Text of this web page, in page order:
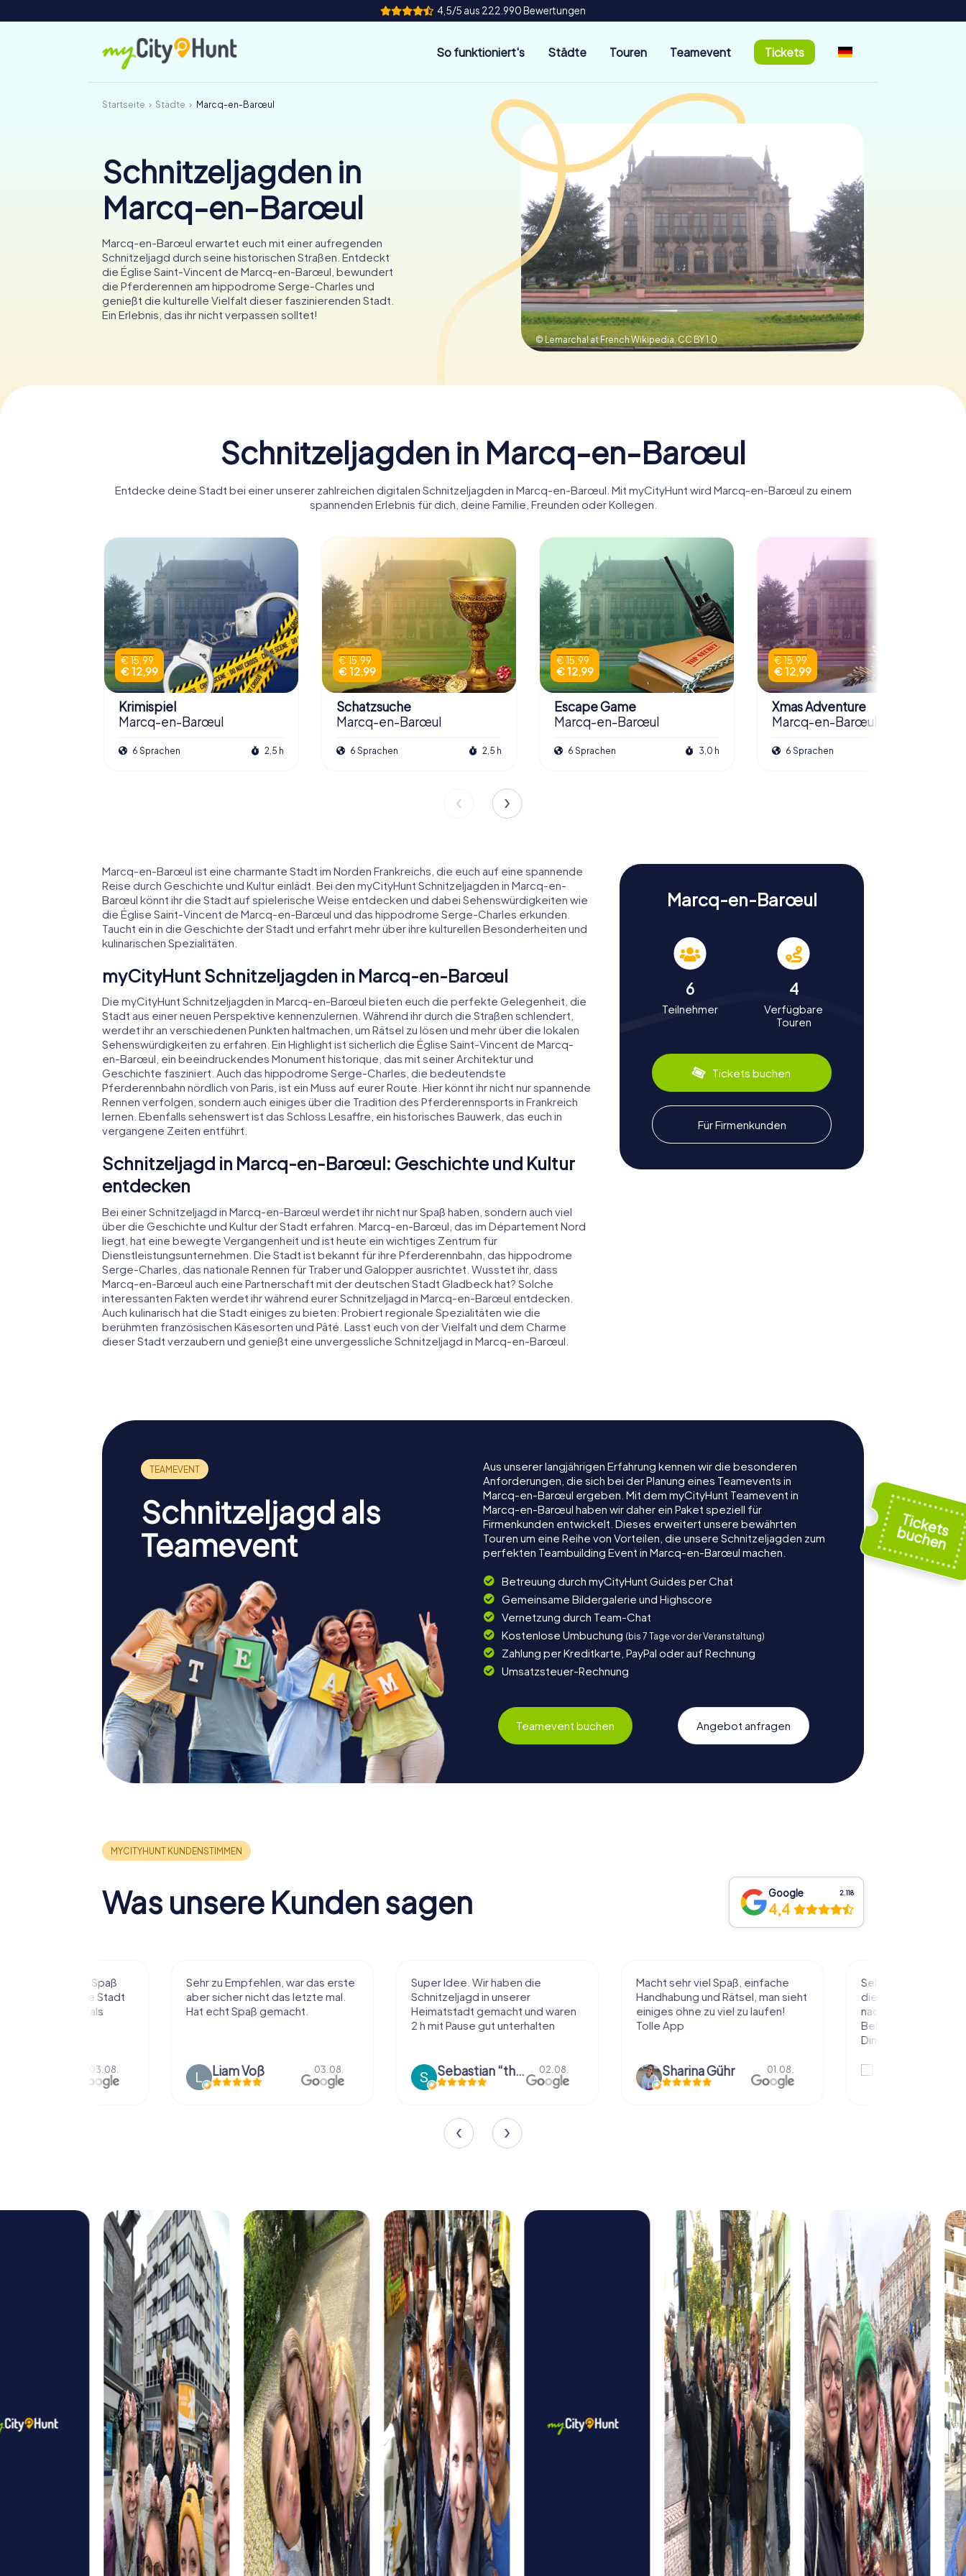
4,5/5 aus 222.990 Bewertungen
So funktioniert's Städte Touren Teamevent Tickets
Startseite Städte Marcq-en-Barœul
Schnitzeljagden in
Marcq-en-Barœul
Marcq-en-Barœul erwartet euch mit einer aufregenden
Schnitzeljagd durch seine historischen Straßen. Entdeckt
die Église Saint-Vincent de Marcq-en-Barœul, bewundert
die Pferderennen am hippodrome Serge-Charles und
genießt die kulturelle Vielfalt dieser faszinierenden Stadt.
Ein Erlebnis, das ihr nicht verpassen solltet!
© Lemarchal at French Wikipedia,CC BY 1.0
Schnitzeljagden in Marcq-en-Barœul
Entdecke deine Stadt bei einer unserer zahlreichen digitalen Schnitzeljagden in Marcq-en-Barœul. Mit myCityHunt wird Marcq-en-Barœul zu einem
spannenden Erlebnis für dich, deine Familie, Freunden oder Kollegen.
€ 15,99
€ 12,99
Krimispiel
Marcq-en-Barœul
6 Sprachen 2,5 h
€ 15,99
€ 12,99
Schatzsuche
Marcq-en-Barœul
6 Sprachen 2,5 h
€ 15,99
€ 12,99
Escape Game
Marcq-en-Barœul
6 Sprachen 3,0 h
€ 15,99
€ 12,99
Xmas Adventure
Marcq-en-Barœul
6 Sprachen
Marcq-en-Barœul ist eine charmante Stadt im Norden Frankreichs, die euch auf eine spannende
Reise durch Geschichte und Kultur einlädt. Bei den myCityHunt Schnitzeljagden in Marcq-en-
Barœul könnt ihr die Stadt auf spielerische Weise entdecken und dabei Sehenswürdigkeiten wie
die Église Saint-Vincent de Marcq-en-Barœul und das hippodrome Serge-Charles erkunden.
Taucht ein in die Geschichte der Stadt und erfahrt mehr über ihre kulturellen Besonderheiten und
kulinarischen Spezialitäten.
myCityHunt Schnitzeljagden in Marcq-en-Barœul
Die myCityHunt Schnitzeljagden in Marcq-en-Barœul bieten euch die perfekte Gelegenheit, die
Stadt aus einer neuen Perspektive kennenzulernen. Während ihr durch die Straßen schlendert,
werdet ihr an verschiedenen Punkten haltmachen, um Rätsel zu lösen und mehr über die lokalen
Sehenswürdigkeiten zu erfahren. Ein Highlight ist sicherlich die Église Saint-Vincent de Marcq-
en-Barœul, ein beeindruckendes Monument historique, das mit seiner Architektur und
Geschichte fasziniert. Auch das hippodrome Serge-Charles, die bedeutendste
Pferderennbahn nördlich von Paris, ist ein Muss auf eurer Route. Hier könnt ihr nicht nur spannende
Rennen verfolgen, sondern auch einiges über die Tradition des Pferderennsports in Frankreich
lernen. Ebenfalls sehenswert ist das Schloss Lesaffre, ein historisches Bauwerk, das euch in
vergangene Zeiten entführt.
Schnitzeljagd in Marcq-en-Barœul: Geschichte und Kultur
entdecken
Bei einer Schnitzeljagd in Marcq-en-Barœul werdet ihr nicht nur Spaß haben, sondern auch viel
über die Geschichte und Kultur der Stadt erfahren. Marcq-en-Barœul, das im Département Nord
liegt, hat eine bewegte Vergangenheit und ist heute ein wichtiges Zentrum für
Dienstleistungsunternehmen. Die Stadt ist bekannt für ihre Pferderennbahn, das hippodrome
Serge-Charles, das nationale Rennen für Traber und Galopper ausrichtet. Wusstet ihr, dass
Marcq-en-Barœul auch eine Partnerschaft mit der deutschen Stadt Gladbeck hat? Solche
interessanten Fakten werdet ihr während eurer Schnitzeljagd in Marcq-en-Barœul entdecken.
Auch kulinarisch hat die Stadt einiges zu bieten: Probiert regionale Spezialitäten wie die
berühmten französischen Käsesorten und Pâté. Lasst euch von der Vielfalt und dem Charme
dieser Stadt verzaubern und genießt eine unvergessliche Schnitzeljagd in Marcq-en-Barœul.
Marcq-en-Barœul
6
Teilnehmer
4
Verfügbare
Touren
Tickets buchen
Für Firmenkunden
Schnitzeljagd als
Teamevent
Aus unserer langjährigen Erfahrung kennen wir die besonderen
Anforderungen, die sich bei der Planung eines Teamevents in
Marcq-en-Barœul ergeben. Mit dem myCityHunt Teamevent in
Marcq-en-Barœul haben wir daher ein Paket speziell für
Firmenkunden entwickelt. Dieses erweitert unsere bewährten
Touren um eine Reihe von Vorteilen, die unsere Schnitzeljagden zum
perfekten Teambuilding Event in Marcq-en-Barœul machen.
Betreuung durch myCityHunt Guides per Chat
Gemeinsame Bildergalerie und Highscore
Vernetzung durch Team-Chat
Kostenlose Umbuchung (bis 7 Tage vor der Veranstaltung)
Zahlung per Kreditkarte, PayPal oder auf Rechnung
Umsatzsteuer-Rechnung
Teamevent buchen Angebot anfragen
Was unsere Kunden sagen Google 2.118
4,4
Sehr zu Empfehlen, war das erste
aber sicher nicht das letzte mal.
Hat echt Spaß gemacht.
Liam Voß 03.08.
Super Idee. Wir haben die
Schnitzeljagd in unserer
Heimatstadt gemacht und waren
2 h mit Pause gut unterhalten
Sebastian “the sleeping Boxer Dog” Röhner 02.08.
Macht sehr viel Spaß, einfache
Handhabung und Rätsel, man sieht
einiges ohne zu viel zu laufen!
Sharina Gühr 01.08.
Sehr schöne Idee die Stadt auf
diese Art kennenzulernen. Alles
nach eigenem Tempo und
Belieben abzulaufen und dabei
Dinge über die...